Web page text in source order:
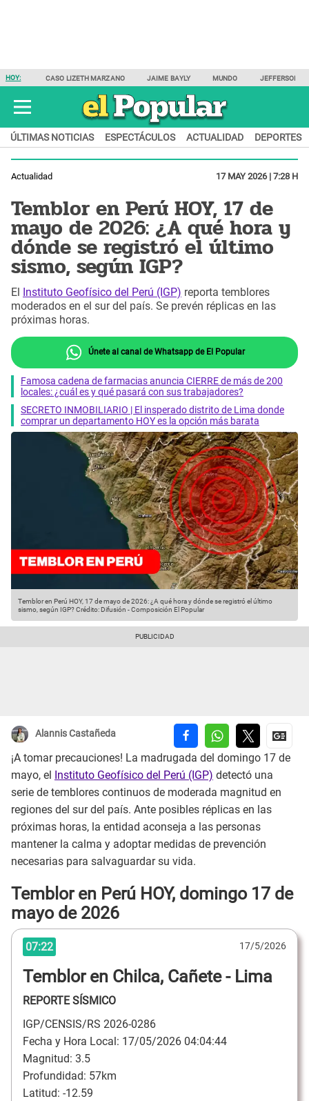
HOY: CASO LIZETH MARZANO JAIME BAYLY MUNDO JEFFERSON
ÚLTIMAS NOTICIAS ESPECTÁCULOS ACTUALIDAD DEPORTES
Actualidad 17 MAY 2026 | 7:28 H
Temblor en Perú HOY, 17 de
mayo de 2026: ¿A qué hora y
dónde se registró el último
sismo, según IGP?
El Instituto Geofísico del Perú (IGP) reporta temblores
moderados en el sur del país. Se prevén réplicas en las
próximas horas.
Únete al canal de Whatsapp de El Popular
Famosa cadena de farmacias anuncia CIERRE de más de 200
locales: ¿cuál es y qué pasará con sus trabajadores?
SECRETO INMOBILIARIO | El insperado distrito de Lima donde
comprar un departamento HOY es la opción más barata
Temblor en Perú HOY, 17 de mayo de 2026: ¿A qué hora y dónde se registró el último
sismo, según IGP?Crédito: Difusión - Composición El Popular
Alannis Castañeda
¡A tomar precauciones! La madrugada del domingo 17 de
mayo, el
Instituto Geofísico del Perú (IGP) detectó una
serie de temblores continuos de moderada magnitud en
regiones del sur del país. Ante posibles réplicas en las
próximas horas, la entidad aconseja a las personas
mantener la calma y adoptar medidas de prevención
necesarias para salvaguardar su vida.
Temblor en Perú HOY, domingo 17 de
mayo de 2026
07:22 17/5/2026
Temblor en Chilca, Cañete - Lima
REPORTE SÍSMICO
IGP/CENSIS/RS 2026-0286
Fecha y Hora Local: 17/05/2026 04:04:44
Magnitud: 3.5
Profundidad: 57km
Latitud: -12.59